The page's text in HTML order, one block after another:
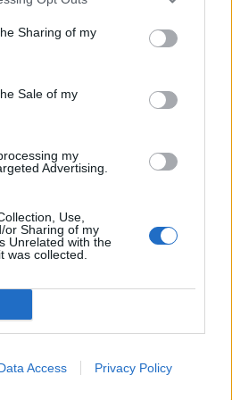
Sharing of my
Sale of my
my
Advertising.
Use,
or Sharing of my
Unrelated with the
was collected.
Access Privacy Policy
φίλους
Εύα και η
από τους
500 φορές»
στην
μπάρμαν του beach bar